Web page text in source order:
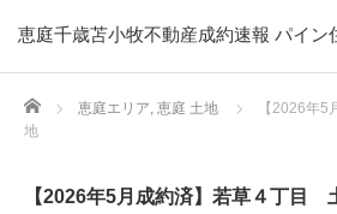
恵庭千歳苫小牧不動産成約速報 パイン
Home 恵庭エリア, 恵庭 土地
【2026年
地
【2026年5月成約済】若草４丁目